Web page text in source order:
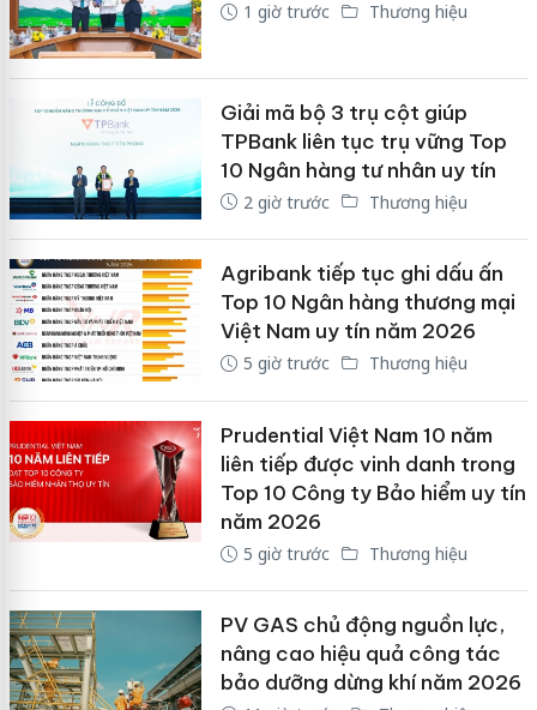
1 giờ trước Thương hiệu
Giải mã bộ 3 trụ cột giúp
TPBank liên tục trụ vững Top
10 Ngân hàng tư nhân uy tín
2 giờ trước Thương hiệu
Agribank tiếp tục ghi dấu ấn
Top 10 Ngân hàng thương mại
Việt Nam uy tín năm 2026
5 giờ trước Thương hiệu
Prudential Việt Nam 10 năm
liên tiếp được vinh danh trong
Top 10 Công ty Bảo hiểm uy tín
năm 2026
5 giờ trước Thương hiệu
PV GAS chủ động nguồn lực,
nâng cao hiệu quả công tác
bảo dưỡng dừng khí năm 2026